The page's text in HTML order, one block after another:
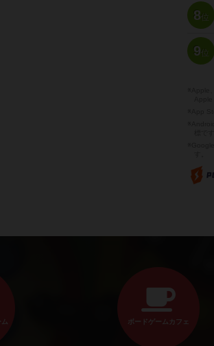
8位
9位
ボードゲームカフェ